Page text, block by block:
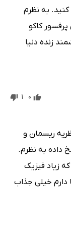
کنید. به نظرم
کاکو
زنده دنیا
0
1
ریسمان و
داده به نظرم.
زیاد فیزیک
دارم خیلی جذاب